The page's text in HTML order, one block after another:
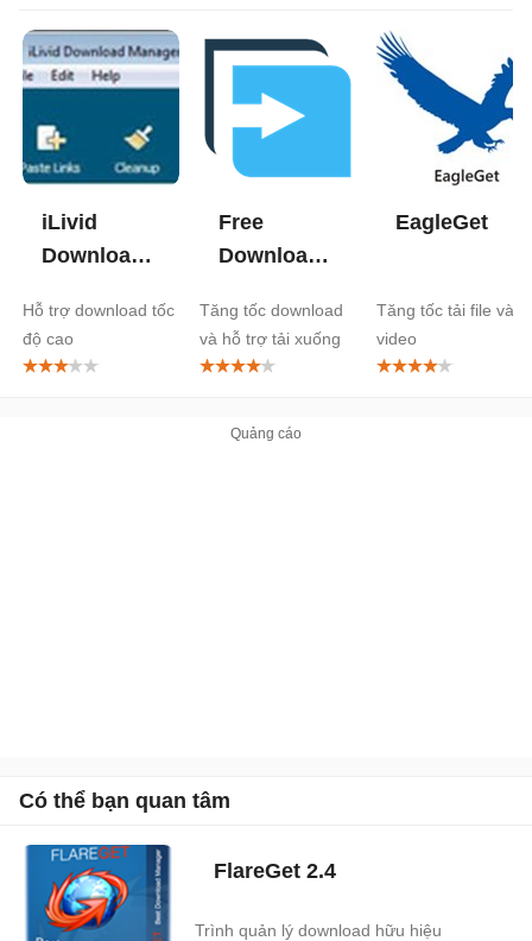
iLivid
Download
Hỗ trợ download tốc
độ cao
Free
Download
Tăng tốc download
và hỗ trợ tải xuống
EagleGet
Tăng tốc tải file và
video
Có thể bạn quan tâm
FlareGet 2.4
Trình quản lý download hữu hiệu